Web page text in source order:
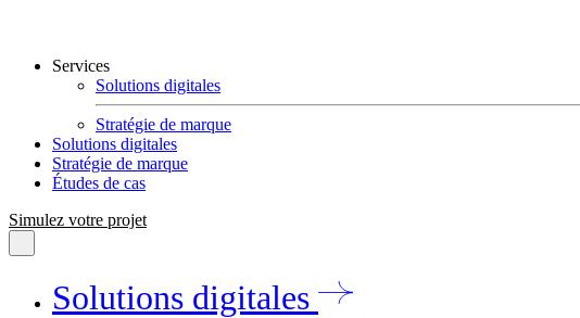
Services
Solutions digitales
Stratégie de marque
Solutions digitales
Stratégie de marque
Études de cas
Simulez votre projet
Solutions digitales